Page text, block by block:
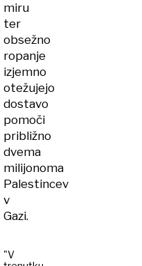
miru
ter
obsežno
ropanje
izjemno
otežujejo
dostavo
pomoči
približno
dvema
milijonoma
Palestincev
v
Gazi.
"V